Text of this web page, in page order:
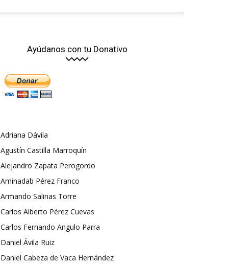
Ayúdanos con tu Donativo
Adriana Dávila
Agustín Castilla Marroquín
Alejandro Zapata Perogordo
Aminadab Pérez Franco
Armando Salinas Torre
Carlos Alberto Pérez Cuevas
Carlos Fernando Angulo Parra
Daniel Ávila Ruiz
Daniel Cabeza de Vaca Hernández